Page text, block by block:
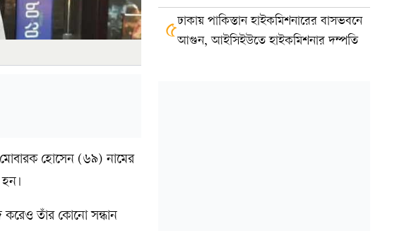
মোবারক হোসেন (৬৯) নামের
করেও তাঁর কোনো সন্ধান
নোটিশ
৫ঢাকায় পাকিস্তান হাইকমিশনারের বাসভবনে
আগুন, আইসিইউতে হাইকমিশনার দম্পতি